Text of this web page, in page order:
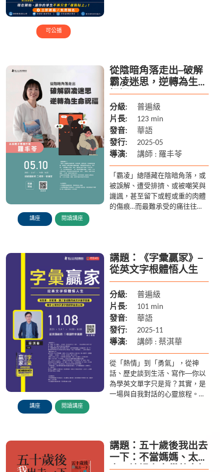
可公播
講座 閱讀講座
從陰暗角落走出─破解
霸凌迷思，逆轉為生命
祝福
分級:
普遍級
片長:
123 min
發音:
華語
發行:
2025-05
導演:
講師 : 羅丰苓
「霸凌」總隱藏在陰暗角落，或
被誤解、遭受排擠、或被嘲笑與
譏諷，甚至留下或輕或重的肉體
的傷痕…而最難承受的痛往往
講座 閱讀講座
講題：《字彙贏家》─
從英文字根體悟人生
分級:
普遍級
片長:
101 min
發音:
華語
發行:
2025-11
導演:
講師 : 蔡淇華
從「熱情」到「勇氣」，從神
話、歷史談到生活、寫作──你以
為學英文單字只是背？其實，是
一場與自我對話的心靈旅程。
講題：五十歲後我出去
一下：不當媽媽、太
太、媳婦之空巢熟女好